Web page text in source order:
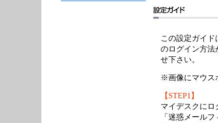
この設定ガイ
のログイン方法
せ下さい。
※画像にマウス
【STEP1】
マイデスクにロ
「迷惑メール